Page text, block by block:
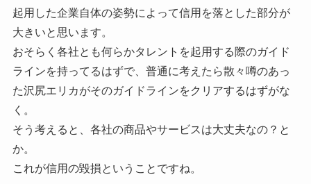
起用した企業自体の姿勢によって信用を落とした部分が
大きいと思います。
おそらく各社とも何らかタレントを起用する際のガイド
ラインを持ってるはずで、普通に考えたら散々噂のあっ
た沢尻エリカがそのガイドラインをクリアするはずがな
く。
そう考えると、各社の商品やサービスは大丈夫なの？と
か。
これが信用の毀損ということですね。